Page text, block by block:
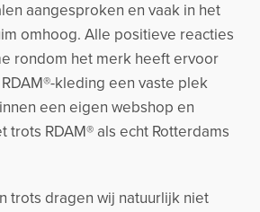
aangesproken en vaak in het
omhoog. Alle positieve reacties
rondom het merk heeft ervoor
kleding een vaste plek
een eigen webshop en
trots RDAM® als echt Rotterdams
trots dragen wij natuurlijk niet